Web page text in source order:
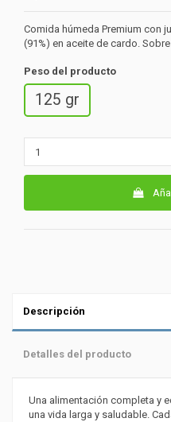
Comida húmeda Premium con
(91%) en aceite de cardo.
Peso del producto
125 gr
Descripción
Detalles del producto
Una alimentación completa y
una vida larga y saludable.